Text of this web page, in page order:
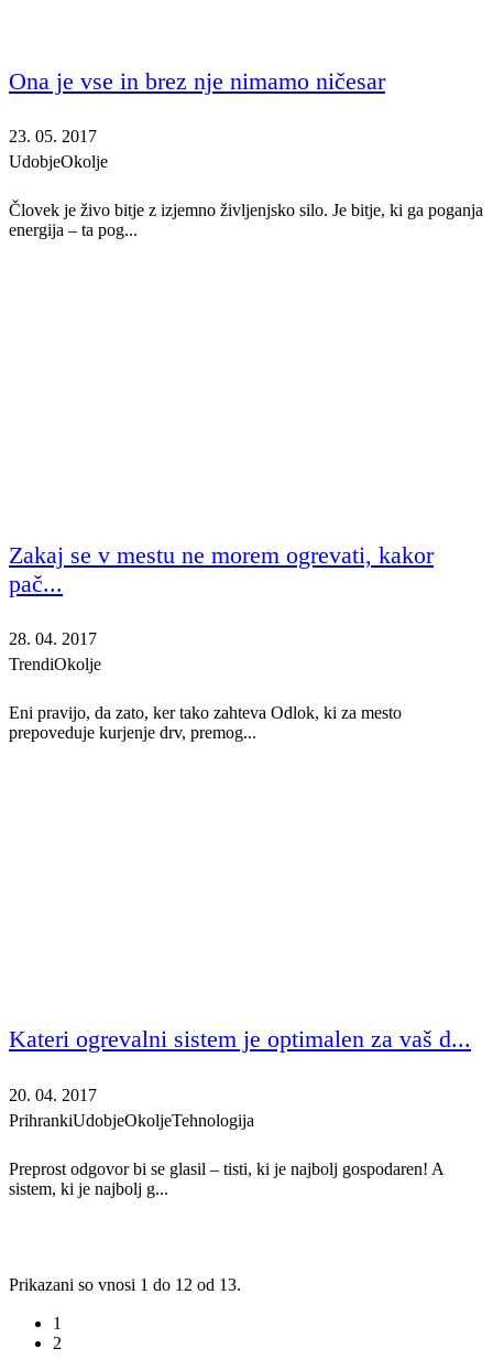
Ona je vse in brez nje nimamo ničesar
23. 05. 2017
UdobjeOkolje
Človek je živo bitje z izjemno življenjsko silo. Je bitje, ki ga poganja
energija – ta pog...
Zakaj se v mestu ne morem ogrevati, kakor
pač...
28. 04. 2017
TrendiOkolje
Eni pravijo, da zato, ker tako zahteva Odlok, ki za mesto
prepoveduje kurjenje drv, premog...
Kateri ogrevalni sistem je optimalen za vaš d...
20. 04. 2017
PrihrankiUdobjeOkoljeTehnologija
Preprost odgovor bi se glasil – tisti, ki je najbolj gospodaren! A
sistem, ki je najbolj g...
Prikazani so vnosi 1 do 12 od 13.
1
2